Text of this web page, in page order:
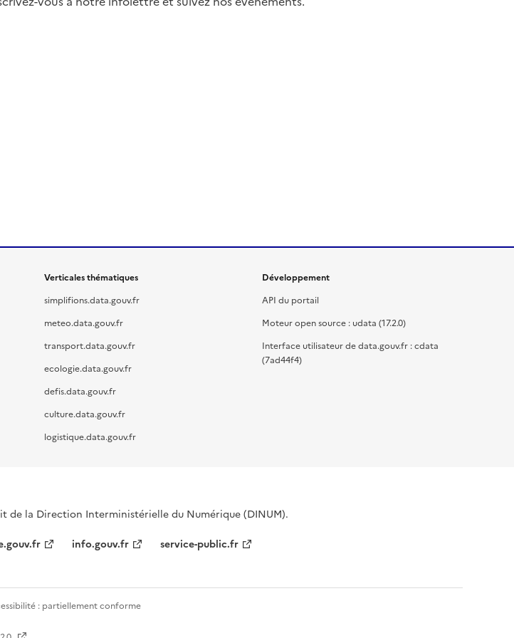
Verticales thématiques
simplifions.data.gouv.fr
meteo.data.gouv.fr
transport.data.gouv.fr
ecologie.data.gouv.fr
defis.data.gouv.fr
culture.data.gouv.fr
logistique.data.gouv.fr
Développement
API du portail
Moteur open source : udata (17.2.0)
Interface utilisateur de data.gouv.fr : cdata
(7ad44f4)
de la Direction Interministérielle du Numérique (DINUM).
info.gouv.fr service-public.fr
: partiellement conforme